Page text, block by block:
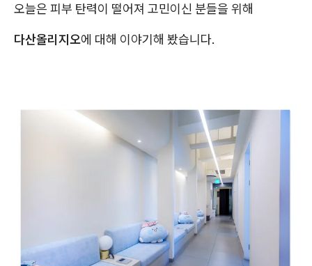
오늘은 피부 탄력이 떨어져 고민이신 분들을 위해
다산올리지오에 대해 이야기해 봤습니다.